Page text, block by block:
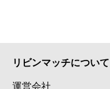
リビンマッチについて
運営会社